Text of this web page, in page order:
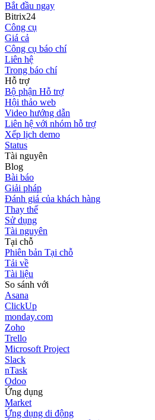
Bắt đầu ngay
Bitrix24
Công cụ
Giá cả
Công cụ báo chí
Liên hệ
Trong báo chí
Hỗ trợ
Bộ phận Hỗ trợ
Hội thảo web
Video hướng dẫn
Liên hệ với nhóm hỗ trợ
Xếp lịch demo
Status
Tài nguyên
Blog
Bài báo
Giải pháp
Đánh giá của khách hàng
Thay thế
Sử dụng
Tài nguyên
Tại chỗ
Phiên bản Tại chỗ
Tải về
Tài liệu
So sánh với
Asana
ClickUp
monday.com
Zoho
Trello
Microsoft Project
Slack
nTask
Odoo
Ứng dụng
Market
Ứng dụng di động